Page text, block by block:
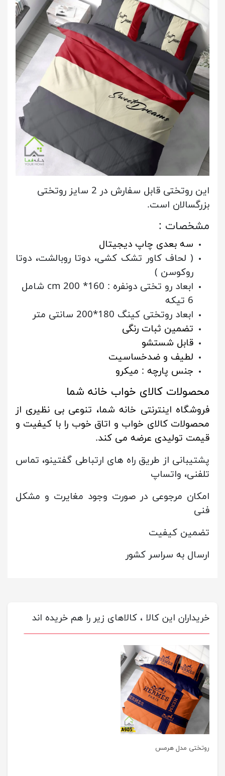
این روتختی قابل سفارش در 2 سایز روتختی
بزرگسالان است.
مشخصات :
سه بعدی چاپ دیجیتال
( لحاف کاور تشک کشی، دوتا روبالشت، دوتا
روکوسن )
ابعاد رو تختی دونفره : 160* 200 cm شامل
6 تیکه
ابعاد روتختی کینگ 180*200 سانتی متر
تضمین ثبات رنگی
قابل شستشو
لطیف و ضدخساسیت
جنس پارچه : میکرو
محصولات کالای خواب خانه شما
فروشگاه اینترنتی خانه شما، تنوعی بی نظیری از
محصولات کالای خواب و اتاق خوب را با کیفیت و
قیمت تولیدی عرضه می کند.
پشتیبانی از طریق راه های ارتباطی گفتینو، تماس
تلفنی، واتساپ
امکان مرجوعی در صورت وجود مغایرت و مشکل
فنی
تضمین کیفیت
ارسال به سراسر کشور
خریداران این کالا ، کالاهای زیر را هم خریده اند
روتختی مدل هرمس